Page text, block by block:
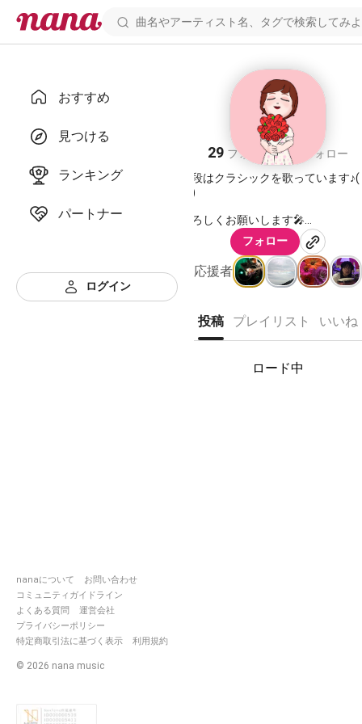
おすすめ
見つける
ランキング
パートナー
ログイン
nanaについて
お問い合わせ
コミュニティガイドライン
よくある質問
運営会社
プライバシーポリシー
特定商取引法に基づく表示
利用規約
© 2026 nana music
ks
29 フォロワー31
フォロー
普段はクラシックを歌っています♪(
｀)
よろしくお願いします🎤
https://mobile.twitter.com/
@kaoru_sekine_0519
フォロー
応援者
投稿 プレイリスト いいね
ロード中